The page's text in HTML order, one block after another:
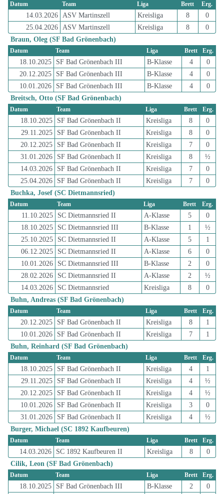
Datum Team Liga Brett Erg.
14.03.2026 ASV Martinszell Kreisliga 8
0
25.04.2026 ASV Martinszell Kreisliga 8
0
Braun, Oleg (SF Bad Grönenbach)
Datum Team Liga Brett Erg.
18.10.2025 SF Bad Grönenbach III B-Klasse 4
0
20.12.2025
SF Bad Grönenbach III B-Klasse 4
0
10.01.2026
SF Bad Grönenbach III B-Klasse 4
0
Breitsch, Otto (SF Bad Grönenbach)
Datum Team Liga Brett Erg.
18.10.2025 SF Bad Grönenbach II Kreisliga 8
0
29.11.2025
SF Bad Grönenbach II Kreisliga 8
0
20.12.2025
SF Bad Grönenbach II Kreisliga 7
0
31.01.2026
SF Bad Grönenbach II Kreisliga 8
½
14.03.2026
SF Bad Grönenbach II Kreisliga 7
0
25.04.2026
SF Bad Grönenbach II Kreisliga 7
0
Buchka, Josef (SC Dietmannsried)
Datum Team Liga Brett Erg.
11.10.2025 SC Dietmannsried II A-Klasse 5
0
18.10.2025
SC Dietmannsried III B-Klasse 1
½
25.10.2025
SC Dietmannsried II A-Klasse 5
1
06.12.2025
SC Dietmannsried II A-Klasse 6
0
10.01.2026
SC Dietmannsried III B-Klasse 2
0
28.02.2026
SC Dietmannsried II A-Klasse 2
½
14.03.2026
SC Dietmannsried Kreisliga 8
0
Buhn, Andreas (SF Bad Grönenbach)
Datum Team Liga Brett Erg.
20.12.2025 SF Bad Grönenbach II Kreisliga 8
1
10.01.2026
SF Bad Grönenbach II Kreisliga 7
1
Buhn, Reinhard (SF Bad Grönenbach)
Datum Team Liga Brett Erg.
18.10.2025 SF Bad Grönenbach II Kreisliga 4
1
29.11.2025
SF Bad Grönenbach II Kreisliga 4
½
20.12.2025
SF Bad Grönenbach II Kreisliga 4
½
10.01.2026
SF Bad Grönenbach II Kreisliga 3
0
31.01.2026
SF Bad Grönenbach II Kreisliga 4
½
Burger, Michael (SC 1892 Kaufbeuren)
Datum Team Liga Brett Erg.
14.03.2026 SC 1892 Kaufbeuren II Kreisliga 8
0
Cilik, Leon (SF Bad Grönenbach)
Datum Team Liga Brett Erg.
18.10.2025 SF Bad Grönenbach III B-Klasse 2 0